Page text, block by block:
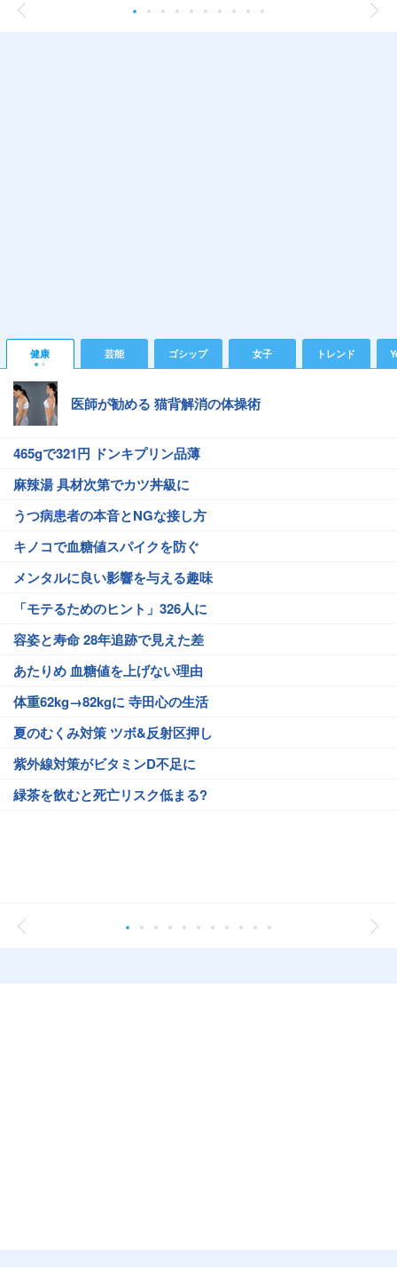
健康 芸能 ゴシップ 女子 トレンド
医師が勧める 猫背解消の体操術
465gで321円 ドンキプリン品薄
麻辣湯 具材次第でカツ丼級に
うつ病患者の本音とNGな接し方
キノコで血糖値スパイクを防ぐ
メンタルに良い影響を与える趣味
「モテるためのヒント」326人に
容姿と寿命 28年追跡で見えた差
あたりめ 血糖値を上げない理由
体重62kg→82kgに 寺田心の生活
夏のむくみ対策 ツボ&反射区押し
紫外線対策がビタミンD不足に
緑茶を飲むと死亡リスク低まる?